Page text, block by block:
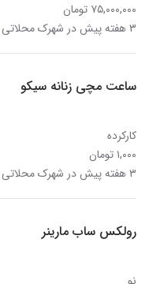
۷۵,۰۰۰,۰۰۰ تومان
۳ هفته پیش در شهرک محلاتی
ساعت مچی زنانه سیکو
کارکرده
۱,۰۰۰ تومان
۳ هفته پیش در شهرک محلاتی
رولکس ساب مارینر